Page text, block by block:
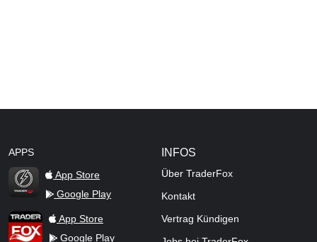
APPS
TraderFox Flash
App Store
Google Play
TraderFox AppApp Store
Google Play
INFOS
Über TraderFox
Kontakt
Vertrag Kündigen